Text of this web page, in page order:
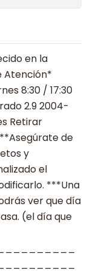
en la
Atención*
8:30 / 17:30
2.9 2004-
Retirar
de
y
el
***Una
ver que día
(el día que